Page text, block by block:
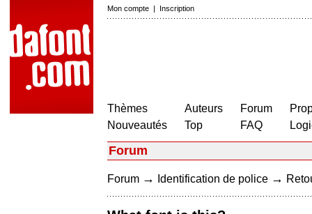
Mon compte | Inscription
Thèmes
Nouveautés
Auteurs
Top
Forum
FAQ
Forum
Forum → Identification de police →